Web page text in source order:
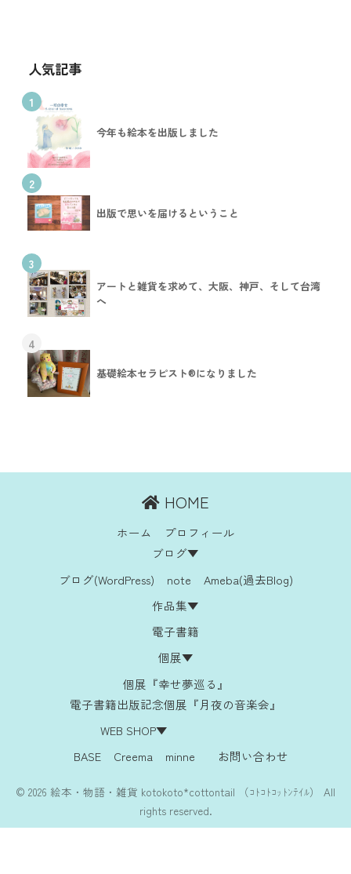
人気記事
1
今年も絵本を出版しました
2
出版で思いを届けるということ
3
アートと雑貨を求めて、大阪、神戸、そして台湾
へ
4
基礎絵本セラピスト®︎になりました
HOME
ホーム
プロフィール
ブログ▼
ブログ(WordPress)
note
Ameba(過去Blog)
作品集▼
電子書籍
個展▼
個展『幸せ夢巡る』
電子書籍出版記念個展『月夜の音楽会』
WEB SHOP▼
BASE
Creema minne お問い合わせ
© 2026 絵本・物語・雑貨 kotokoto*cottontail （ｺﾄｺﾄｺｯﾄﾝﾃｲﾙ） All
rights reserved.